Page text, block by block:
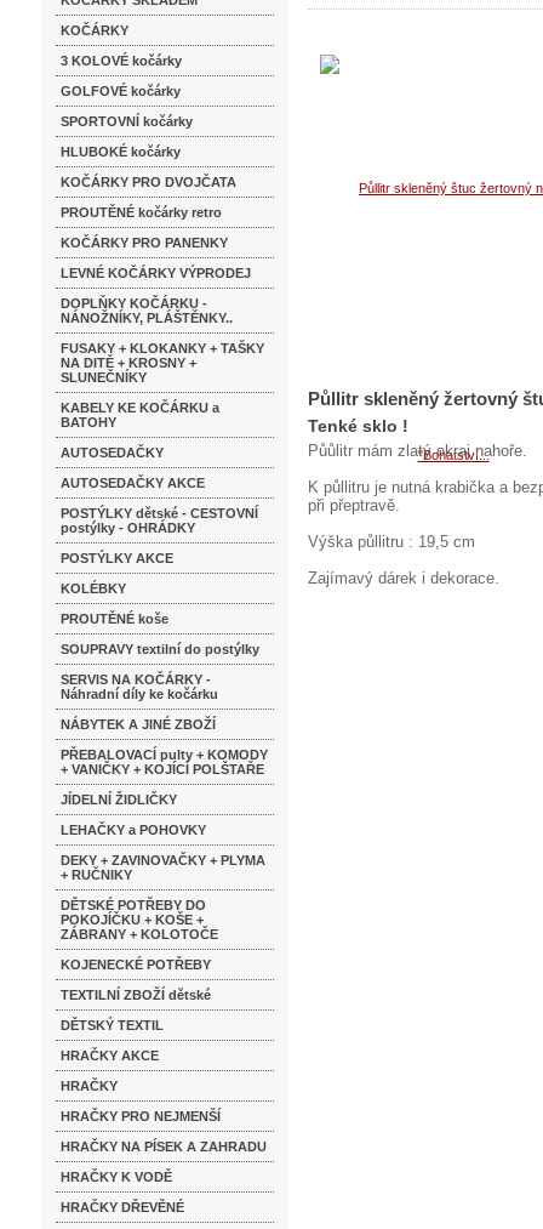
KOČÁRKY
3 KOLOVÉ kočárky
GOLFOVÉ kočárky
SPORTOVNÍ kočárky
HLUBOKÉ kočárky
KOČÁRKY PRO DVOJČATA
PROUTĚNÉ kočárky retro
KOČÁRKY PRO PANENKY
LEVNÉ KOČÁRKY VÝPRODEJ
DOPLŇKY KOČÁRKU -
NÁNOŽNÍKY, PLÁŠTĚNKY..
FUSAKY + KLOKANKY + TAŠKY
NA DITĚ + KROSNY +
SLUNEČNÍKY
KABELY KE KOČÁRKU a
BATOHY
AUTOSEDAČKY
AUTOSEDAČKY AKCE
POSTÝLKY dětské - CESTOVNÍ
postýlky - OHRÁDKY
POSTÝLKY AKCE
KOLÉBKY
PROUTĚNÉ koše
SOUPRAVY textilní do postýlky
SERVIS NA KOČÁRKY -
Náhradní díly ke kočárku
NÁBYTEK A JINÉ ZBOŽÍ
PŘEBALOVACÍ pulty + KOMODY
+ VANIČKY + KOJÍCÍ POLŠTAŘE
JÍDELNÍ ŽIDLIČKY
LEHAČKY a POHOVKY
DEKY + ZAVINOVAČKY + PLYMA
+ RUČNIKY
DĚTSKÉ POTŘEBY DO
POKOJÍČKU + KOŠE +
ZÁBRANY + KOLOTOČE
KOJENECKÉ POTŘEBY
TEXTILNÍ ZBOŽÍ dětské
DĚTSKÝ TEXTIL
HRAČKY AKCE
HRAČKY
HRAČKY PRO NEJMENŠÍ
HRAČKY NA PÍSEK A ZAHRADU
HRAČKY K VODĚ
HRAČKY DŘEVĚNÉ
Půllitr skleněný žertovný
Tenké sklo !
Půůlitr mám zlatý okraj nahoře.
K půllitru je nutná krabička a
při přeptravě.
Výška půllitru : 19,5 cm
Zajímavý dárek i dekorace.